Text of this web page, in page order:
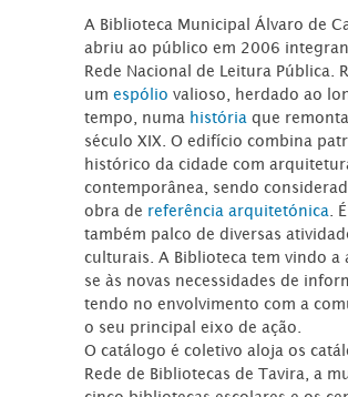
A Biblioteca Municipal Álvaro de
abriu ao público em 2006
Rede Nacional de Leitura Pública.
umespóliovalioso, herdado ao
tempo, numa história que
século XIX. O edifício combina
histórico da cidade com
contemporânea, sendo
obra de referência arquitetónica . É
também palco de diversas
culturais. A Biblioteca tem vindo a
se às novas necessidades de
tendo no envolvimento com a
o seu principal eixo de ação.
O catálogo é coletivo aloja os
Rede de Bibliotecas de Tavira, a